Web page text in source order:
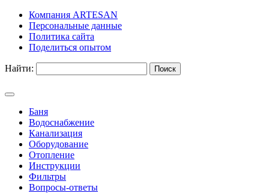
Компания ARTESAN
Персональные данные
Политика сайта
Поделиться опытом
Найти:
Баня
Водоснабжение
Канализация
Оборудование
Отопление
Инструкции
Фильтры
Вопросы-ответы